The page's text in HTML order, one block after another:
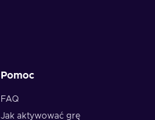
Pomoc
FAQ
Jak aktywować grę